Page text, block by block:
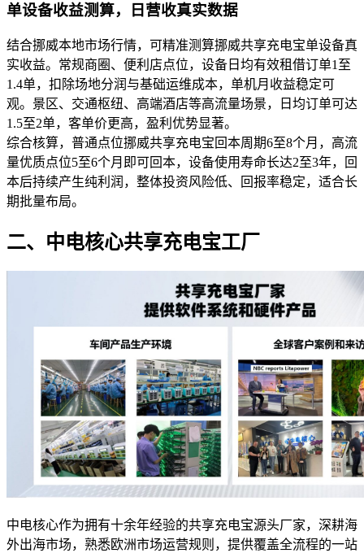
单设备收益测算，日营收真实数据
结合挪威本地市场行情，可精准测算挪威共享充电宝单设备真
实收益。常规商圈、便利店点位，设备日均有效租借订单1至
1.4单，扣除场地分润与基础运维成本，单机月收益稳定可
观。景区、交通枢纽、高端酒店等高流量场景，日均订单可达
1.5至2单，客单价更高，盈利优势显著。
综合核算，普通点位挪威共享充电宝回本周期6至8个月，高流
量优质点位5至6个月即可回本，设备使用寿命长达2至3年，回
本后持续产生纯利润，整体投资风险低、回报率稳定，适合长
期批量布局。
二、中电核心共享充电宝工厂
中电核心作为拥有十余年经验的共享充电宝源头厂家，深耕海
外出海市场，熟悉欧洲市场运营规则，提供覆盖全流程的一站